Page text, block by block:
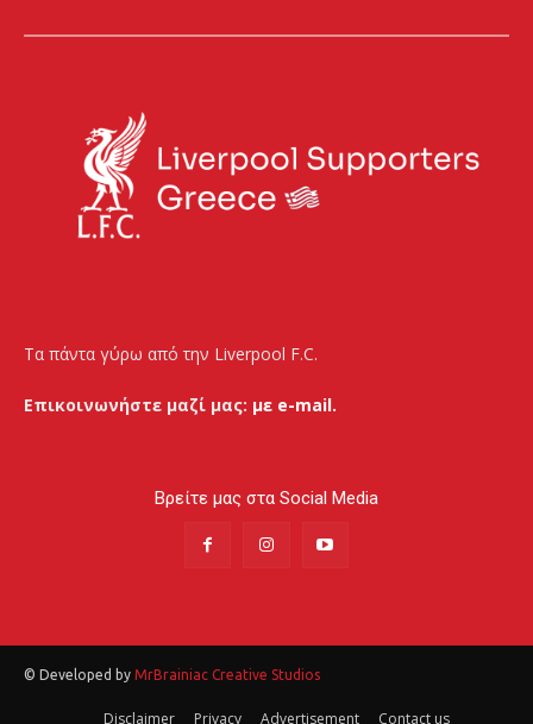
Τα πάντα γύρω από την Liverpool F.C.
Επικοινωνήστε μαζί μας: με e-mail.
Βρείτε μας στα Social Media
© Developed by MrBrainiac Creative Studios
Disclaimer Privacy Advertisement Contact us